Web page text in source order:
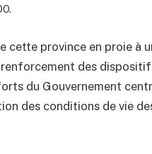
province en proie à
des
du Gouvernement
des conditions de vie